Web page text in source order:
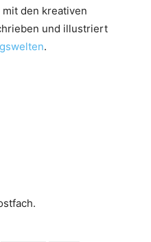
mit den kreativen
und illustriert
.